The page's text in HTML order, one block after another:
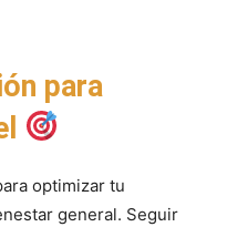
para
optimizar tu
general. Seguir